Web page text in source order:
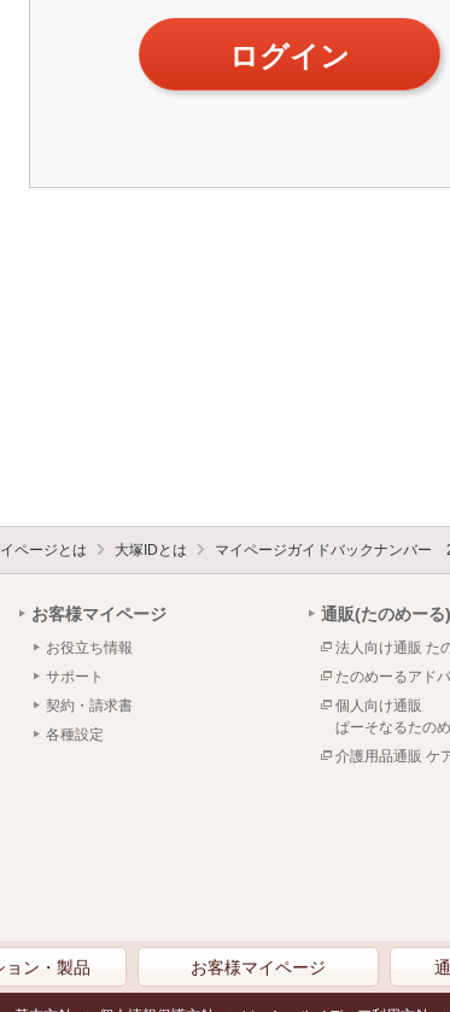
ログイン
ページとは 大塚IDとは マイページガイドバックナンバー
お客様マイページ
お役立ち情報
サポート
契約・請求書
各種設定
通販(たのめーる)
法人向け通販 た
たのめーるアド
個人向け通販
ぱーそなるたの
介護用品通販 ケ
ョン・製品 お客様マイページ